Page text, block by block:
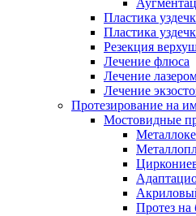
Пластика
Пластика
Резекция
Лечение флюса
Лечение
Лечение
Протезирование на
Мостовидные
Протез на